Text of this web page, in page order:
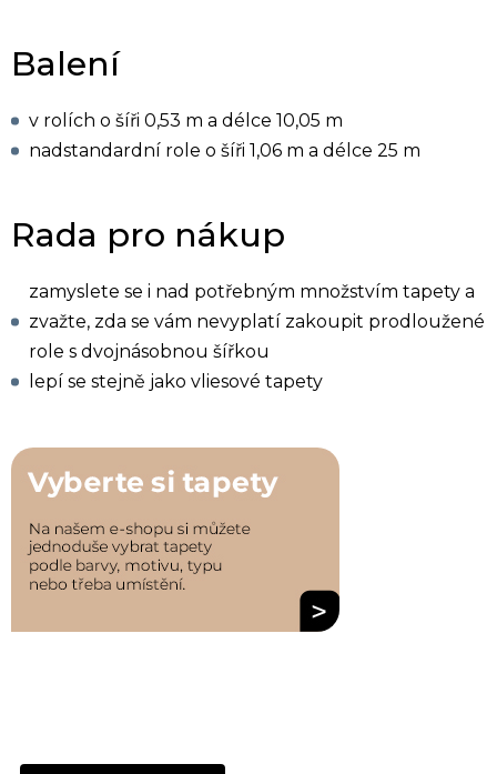
Balení
v rolích o šíři 0,53 m a délce 10,05 m
nadstandardní role o šíři 1,06 m a délce 25 m
Rada pro nákup
zamyslete se i nad potřebným množstvím tapety a
zvažte, zda se vám nevyplatí zakoupit prodloužené
role s dvojnásobnou šířkou
lepí se stejně jako vliesové tapety